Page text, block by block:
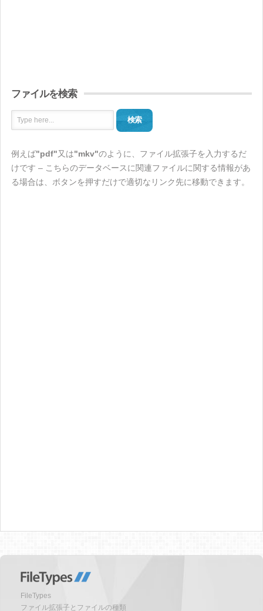
ファイルを検索
検索
例えば"pdf"又は"mkv"のように、ファイル拡張子を入力するだ
けです – こちらのデータベースに関連ファイルに関する情報があ
る場合は、ボタンを押すだけで適切なリンク先に移動できます。
FileTypes
ファイル拡張子とファイルの種類